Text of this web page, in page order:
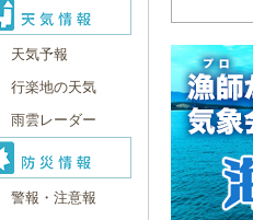
天気予報
行楽地の天気
雨雲レーダー
警報・注意報